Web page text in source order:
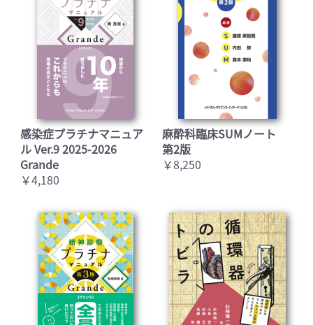
感染症プラチナマニュア
ル Ver.9 2025-2026
Grande
￥4,180
麻酔科臨床SUMノート
第2版
￥8,250